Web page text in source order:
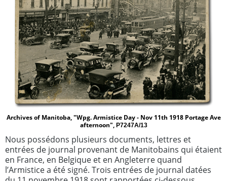
Archives of Manitoba, "Wpg. Armistice Day - Nov 11th 1918 Portage Ave
afternoon",
P7247A/13
Nous possédons plusieurs documents, lettres et
entrées de journal provenant de Manitobains qui étaient
en France, en Belgique et en Angleterre quand
l’Armistice a été signé. Trois entrées de journal datées